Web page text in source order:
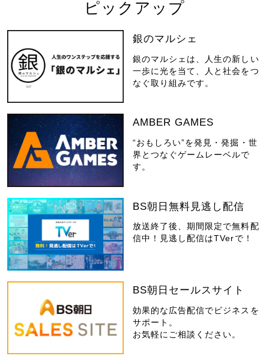
ピックアップ
銀のマルシェ
銀のマルシェは、人生の新しい
一歩に光を当て、人と社会をつ
なぐ取り組みです。
AMBER GAMES
“おもしろい”を発見・発掘・世
界とつなぐゲームレーベルで
す。
BS朝日無料見逃し配信
放送終了後、期間限定で無料配
信中！見逃し配信はTVerで！
BS朝日セールスサイト
効果的な広告配信でビジネスを
サポート。
お気軽にご相談ください。